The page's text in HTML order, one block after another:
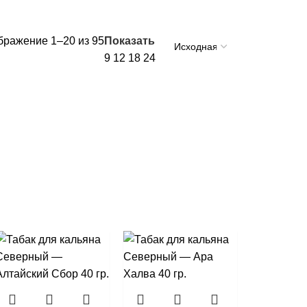
1–20 из 95Показать
9 12 18 24